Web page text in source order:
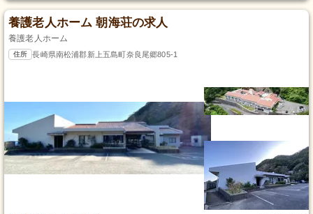
養護老人ホーム 朝海荘の求人
養護老人ホーム
住所 長崎県南松浦郡新上五島町奈良尾郷805-1